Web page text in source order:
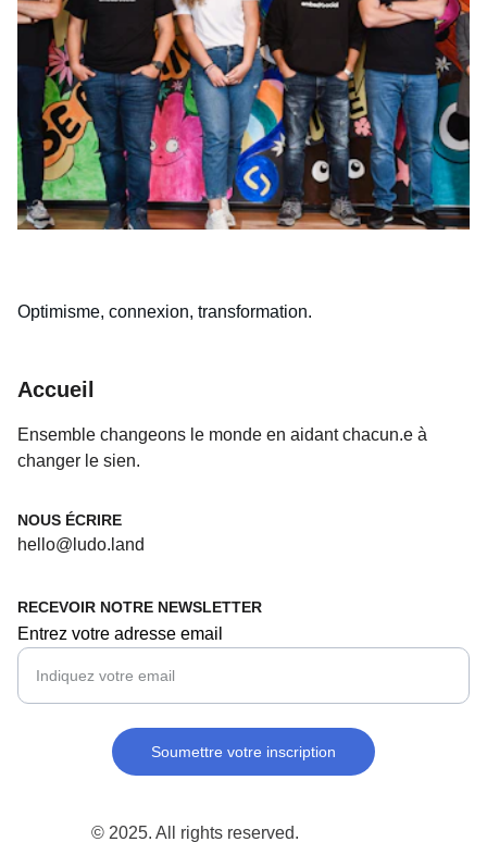
Optimisme, connexion, transformation.
Accueil
Ensemble changeons le monde en aidant chacun.e à
changer le sien.
NOUS ÉCRIRE
RECEVOIR NOTRE NEWSLETTER
hello@ludo.land
Entrez votre adresse email
Soumettre votre inscription
© 2025. All rights reserved.